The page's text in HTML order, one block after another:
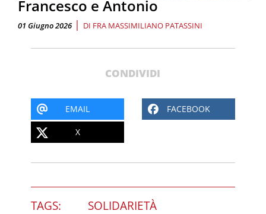
Francesco e Antonio
01 Giugno 2026 | DI FRA MASSIMILIANO PATASSINI
CONDIVIDI
EMAIL FACEBOOK
X
TAGS: SOLIDARIETÀ